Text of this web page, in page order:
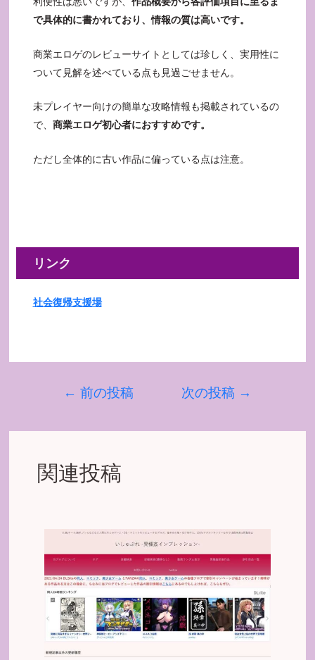
で具体的に書かれており、情報の質は高いです。
商業エロゲのレビューサイトとしては珍しく、実用性に
ついて見解を述べている点も見過ごせません。
未プレイヤー向けの簡単な攻略情報も掲載されているの
で、 商業エロゲ初心者におすすめです。
ただし全体的に古い作品に偏っている点は注意。
リンク
社会復帰支援場
← 前の投稿 次の投稿 →
関連投稿